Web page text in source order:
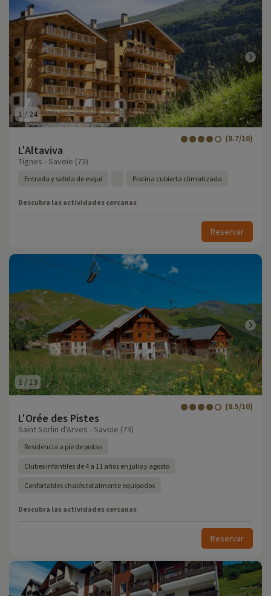
1 / 24
L'Altaviva
(8.7/10)
Tignes - Savoie (73)
Entrada y salida de esquí Piscina cubierta climatizada
Descubra las actividades cercanas
Reservar
1 /13
L'Orée des Pistes
(8.5/10)
Saint Sorlin d'Arves - Savoie (73)
Residencia a pie de pistas
Clubes infantiles de 4 a 11 años en julio y agosto
Confortables chalés totalmente equipados
Descubra las actividades cercanas
Reservar